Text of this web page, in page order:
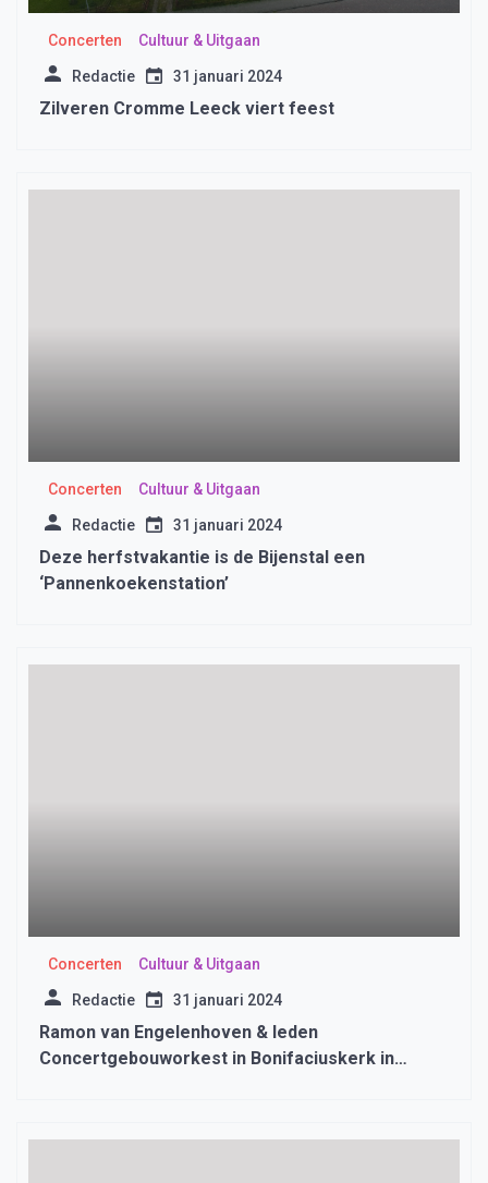
Concerten Cultuur & Uitgaan
Redactie 31 januari 2024
Zilveren Cromme Leeck viert feest
Concerten Cultuur & Uitgaan
Redactie 31 januari 2024
Deze herfstvakantie is de Bijenstal een
‘Pannenkoekenstation’
Concerten Cultuur & Uitgaan
Redactie 31 januari 2024
Ramon van Engelenhoven & leden
Concertgebouworkest in Bonifaciuskerk in